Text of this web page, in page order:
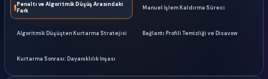
Penaltı ve Algoritmik Düşüş Arasındaki
Fark
Manuel İşlem Kaldırma Süreci
Algoritmik Düşüşten Kurtarma Stratejisi Bağlantı Profili Temizliği ve Disavow
Kurtarma Sonrası: Dayanıklılık İnşası